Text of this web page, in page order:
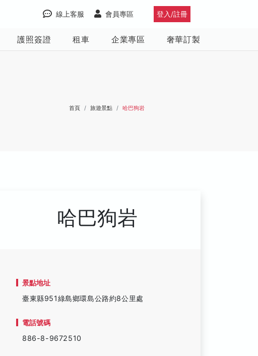
登入/註冊
會員專區
線上客服
護照簽證 租車 企業專區 奢華訂製
首頁 旅遊景點 哈巴狗岩
哈巴狗岩
景點地址
臺東縣951綠島鄉環島公路約8公里處
電話號碼
886-8-9672510